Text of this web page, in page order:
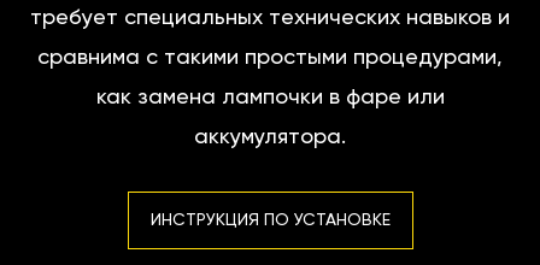
требует специальных технических навыков и
сравнима с такими простыми процедурами,
как замена лампочки в фаре или
аккумулятора.
ИНСТРУКЦИЯ ПО УСТАНОВКЕ